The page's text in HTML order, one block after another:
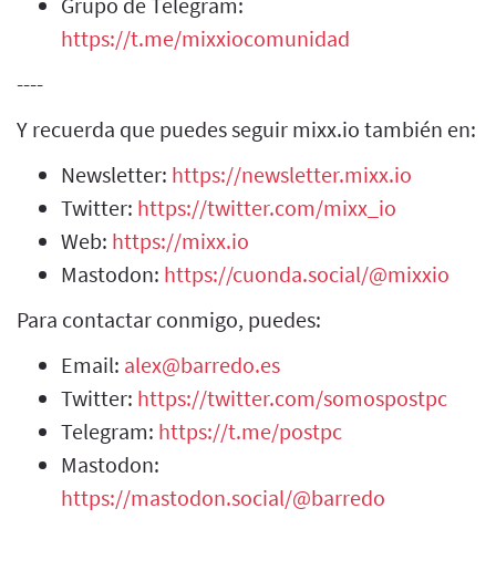
https://t.me/mixxiocomunidad
----
Y recuerda que puedes seguir mixx.io también en:
Newsletter: https://newsletter.mixx.io
Twitter: https://twitter.com/mixx_io
Web: https://mixx.io
Mastodon: https://cuonda.social/@mixxio
Para contactar conmigo, puedes:
Email: alex@barredo.es
Twitter: https://twitter.com/somospostpc
Telegram: https://t.me/postpc
Mastodon:
https://mastodon.social/@barredo